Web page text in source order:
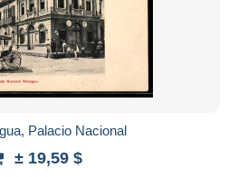
Palacio Nacional
± 19,59 $